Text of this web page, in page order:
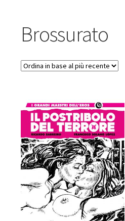
Brossurato